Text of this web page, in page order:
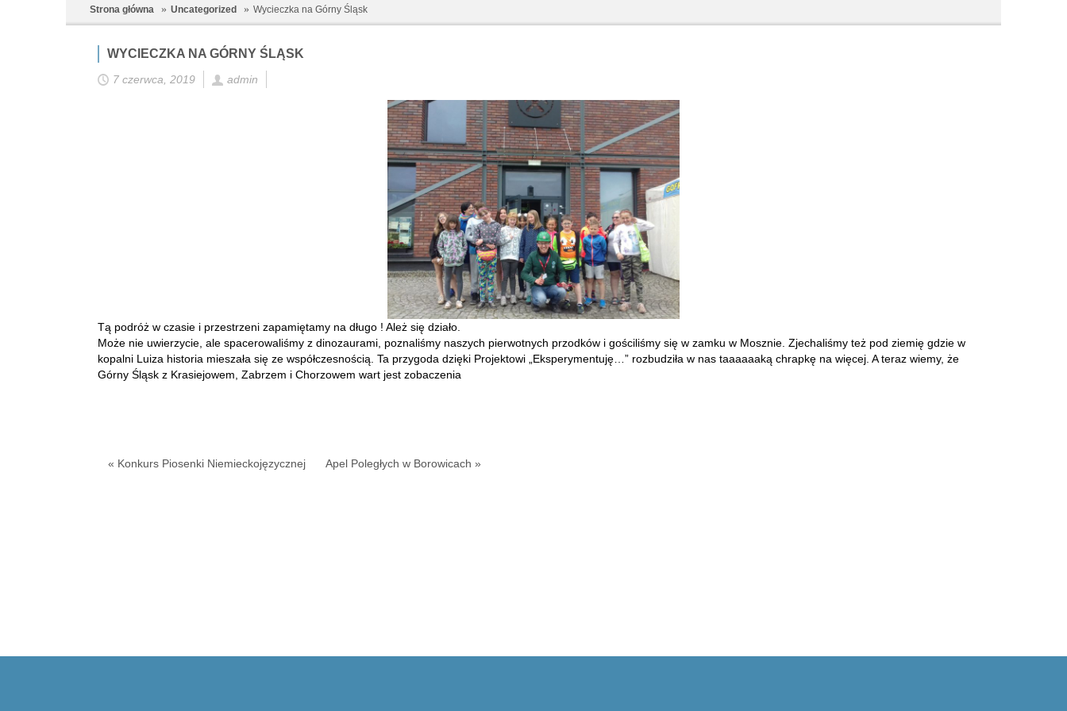
Strona główna Uncategorized Wycieczka na Górny Śląsk
WYCIECZKA NA GÓRNY ŚLĄSK
7 czerwca, 2019 admin
Tą podróż w czasie i przestrzeni zapamiętamy na długo ! Ależ się działo.
Może nie uwierzycie, ale spacerowaliśmy z dinozaurami, poznaliśmy naszych pierwotnych przodków i gościliśmy się w zamku w Mosznie. Zjechaliśmy też pod ziemię gdzie w
kopalni Luiza historia mieszała się ze współczesnością. Ta przygoda dzięki Projektowi „Eksperymentuję…” rozbudziła w nas taaaaaaką chrapkę na więcej. A teraz wiemy, że
Górny Śląsk z Krasiejowem, Zabrzem i Chorzowem wart jest zobaczenia
« Konkurs Piosenki Niemieckojęzycznej Apel Poległych w Borowicach »